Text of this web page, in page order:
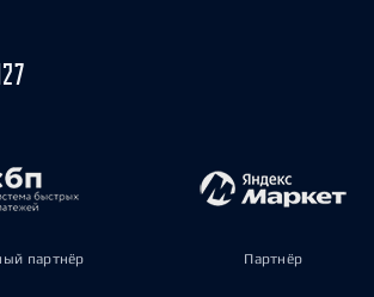
партнёр Партнёр